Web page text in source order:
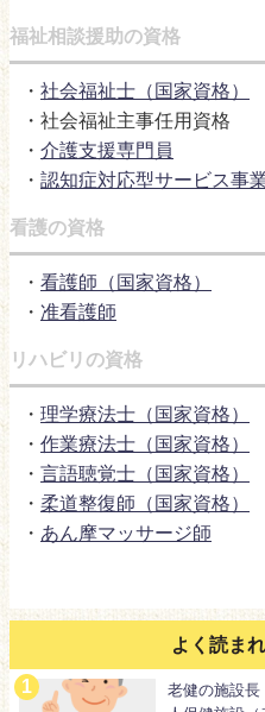
福祉相談援助の資格
・ 社会福祉士（国家資格）
・社会福祉主事任用資格
・ 介護支援専門員
・ 認知症対応型サービス事
看護の資格
・ 看護師（国家資格）
・ 准看護師
リハビリの資格
・ 理学療法士（国家資格）
・ 作業療法士（国家資格）
・ 言語聴覚士（国家資格）
・ 柔道整復師（国家資格）
・ あん摩マッサージ師
よく読ま
老健の施設長